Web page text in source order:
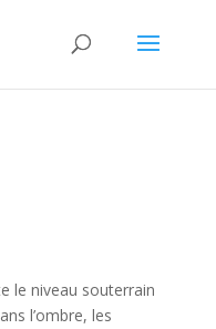
le niveau souterrain
l’ombre, les